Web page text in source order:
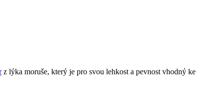
z lýka moruše, který je pro svou lehkost a pevnost vhodný ke